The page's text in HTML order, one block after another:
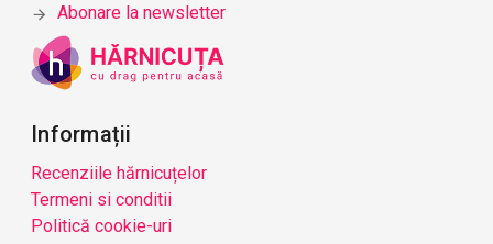
Abonare la newsletter
Informații
Recenziile hărnicuțelor
Termeni si conditii
Politică cookie-uri